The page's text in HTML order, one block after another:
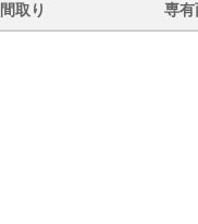
間取り 専有